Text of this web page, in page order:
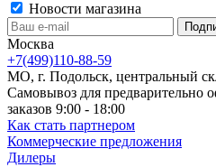
Новости магазина
Москва
+7(499)110-88-59
МО, г. Подольск, центральный
Самовывоз для предварительно
заказов 9:00 - 18:00
Как стать партнером
Коммерческие предложения
Дилеры